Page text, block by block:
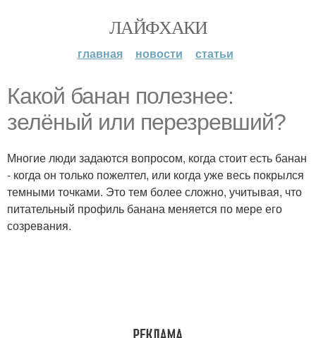
ЛАЙФХАКИ
главная новости статьи
Какой банан полезнее:
зелёный или перезревший?
Многие люди задаются вопросом, когда стоит есть банан
- когда он только пожелтел, или когда уже весь покрылся
темными точками. Это тем более сложно, учитывая, что
питательный профиль банана меняется по мере его
созревания.